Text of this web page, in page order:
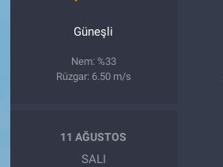
Güneşli
Nem: %33
Rüzgar: 6.50 m/s
11 AĞUSTOS
SALI